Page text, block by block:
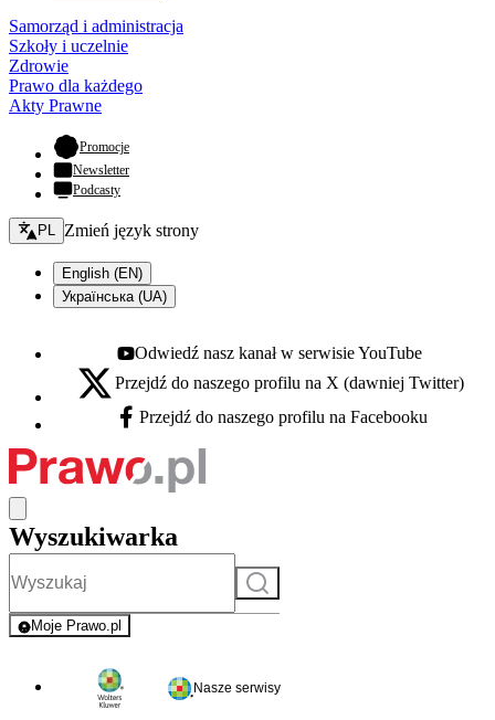
Samorząd i administracja
Szkoły i uczelnie
Zdrowie
Prawo dla każdego
Akty Prawne
Promocje- otwiera się w nowej karcie
Newsletter
Podcasty
Zmień język - bieżący:
PL Zmień język strony
English (EN)
Українська (UA)
Youtube - otwiera się w nowej karcie
Odwiedź nasz kanał w serwisie YouTube
X - otwiera się w nowej karcie
Przejdź do naszego profilu na X (dawniej Twitter)
Facebook - otwiera się w nowej karcie
Przejdź do naszego profilu na Facebooku
Wyszukiwarka
Szukaj
Moje Prawo.pl
- rejestracja i logowanie do serwisu
Nasze serwisy